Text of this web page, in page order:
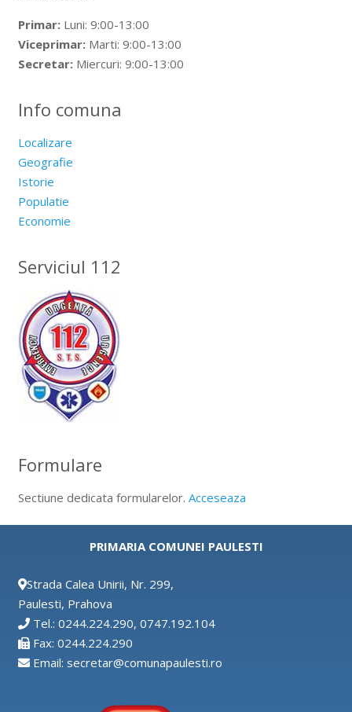
Primar:Luni: 9:00-13:00
Viceprimar:Marti: 9:00-13:00
Secretar:Miercuri: 9:00-13:00
Info comuna
Localizare
Geografie
Istorie
Populatie
Economie
Serviciul 112
Formulare
Sectiune dedicata formularelor. Acceseaza
PRIMARIA COMUNEI PAULESTI
Strada Calea Unirii, Nr. 299,
Paulesti, Prahova
Tel.: 0244.224.290, 0747.192.104
Fax: 0244.224.290
Email: secretar@comunapaulesti.ro